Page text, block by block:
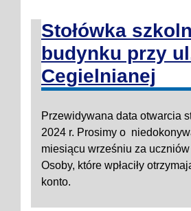
Stołówka
budynku przy
Cegielnianej
Przewidywana data otwarcia
2024 r. Prosimy o
miesiącu wrześniu za
Osoby, które wpłaciły
konto.